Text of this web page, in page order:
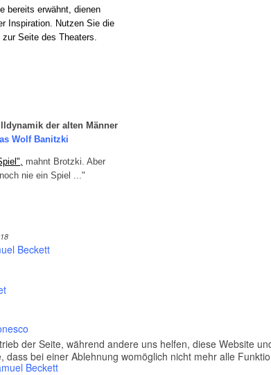
bereits erwähnt, dienen
Inspiration. Nutzen Sie die
Seite des Theaters.
der alten Männer
Wolf Banitzki
mahnt Brotzki. Aber
nie ein Spiel ..."
Beckett
Beckett
der Seite, während andere uns helfen, diese Website
bei einer Ablehnung womöglich nicht mehr alle